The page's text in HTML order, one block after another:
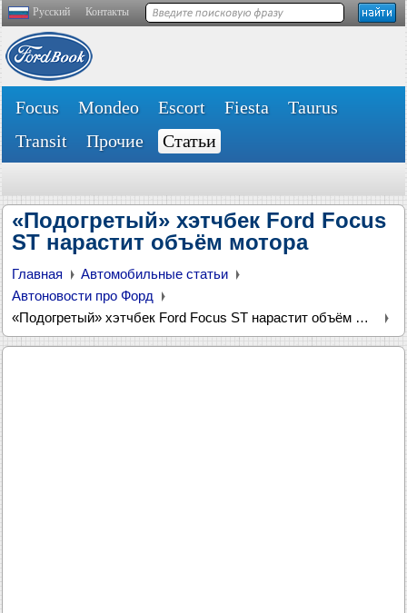
Русский Контакты
Focus Mondeo Escort Fiesta
Taurus
Transit
Прочие Статьи
«Подогретый» хэтчбек Ford Focus
ST нарастит объём мотора
Главная
Автомобильные статьи
Автоновости про Форд
«Подогретый» хэтчбек Ford Focus ST нарастит объём мотора